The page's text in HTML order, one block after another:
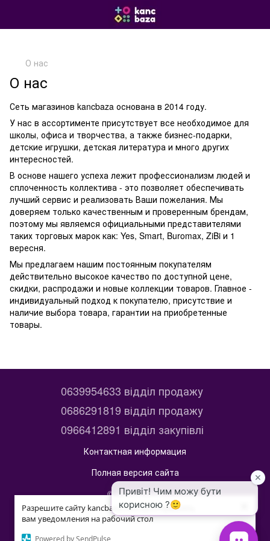
Разрешите сайту kancbaza.com.ua отправлять
вам уведомления на рабочий стол
Powered by SendPulse
Разрешите сайту kancbaza.com.ua отправлять
вам уведомления на рабочий стол
Powered by SendPulse
О нас
О нас
Сеть магазинов kancbaza основана в 2014 году.
У нас в ассортименте присутствует все необходимое для
школы, офиса и творчества, а также бизнес-подарки,
детские игрушки, детская литература и много других
интересностей.
В основе нашего успеха лежит профессионализм людей и
сплоченность коллектива - это позволяет обеспечивать
лучший сервис и реализовать Ваши пожелания. Мы
доверяем только качественным и проверенным брендам,
поэтому мы являемся официальными представителями
таких торговых марок как: Yes, Smart, Buromax, ZiBi и 1
вересня.
Мы предлагаем нашим постоянным покупателям
действительно высокое качество по доступной цене,
скидки, распродажи и новые коллекции товаров. Главное -
индивидуальный подход к покупателю, присутствие и
наличие выбора товара, гарантии на приобретенные
товары.
0639954633 відділ продажу
0686291819 відділ продажу
0966412891 відділ закупівлі
Контактная информация
Полная версия сайта
© 2014—2026
kancbaza
Укр Рус